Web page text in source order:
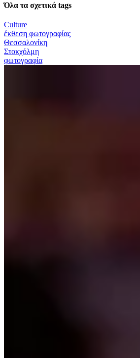
Όλα τα σχετικά tags
Culture
έκθεση φωτογραφίας
Θεσσαλονίκη
Στοκχόλμη
φωτογραφία